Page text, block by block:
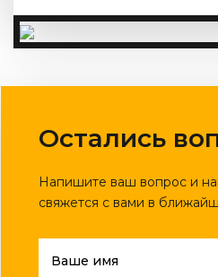
Остались
Напишите ваш вопрос и
свяжется с вами в
Ваше имя